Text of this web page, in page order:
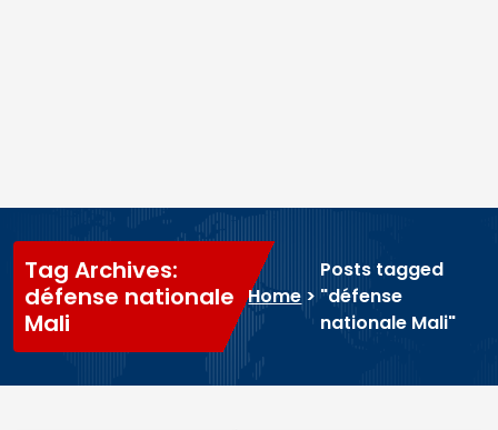
Tag Archives:
défense nationale
Mali
Home >
Posts tagged
"défense
nationale Mali"